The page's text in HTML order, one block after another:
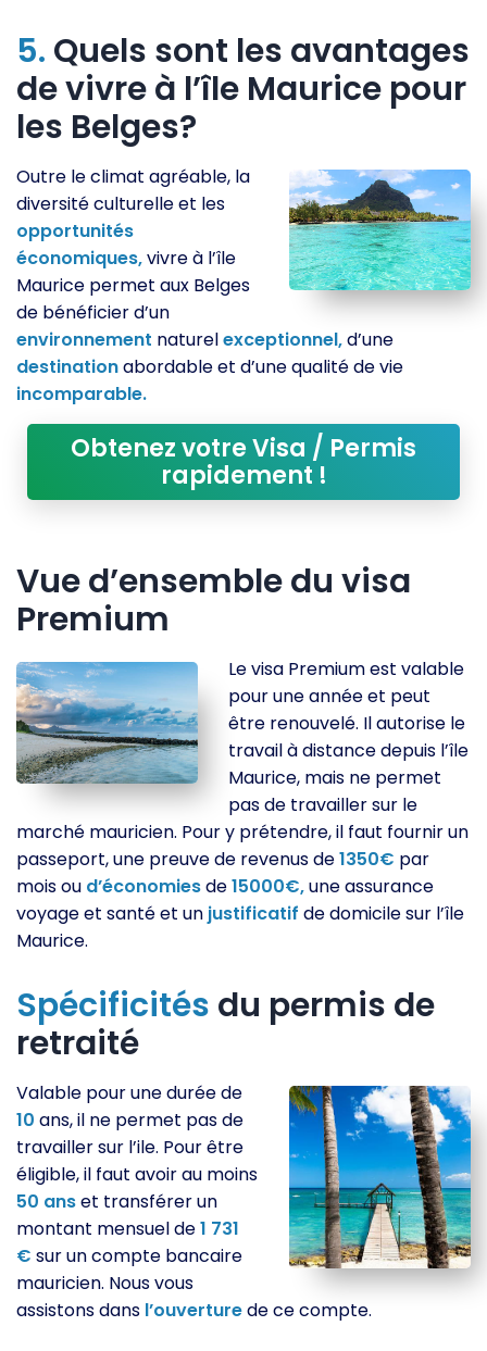
5. Quels sont les avantages
de vivre à l’île Maurice pour
les Belges?
Outre le climat agréable, la
diversité culturelle et les
opportunités
économiques,vivre à l’île
Maurice permet aux Belges
de bénéficier d’un
environnement naturelexceptionnel,d’une
destinationabordable et d’une qualité de vie
incomparable.
Obtenez votre Visa / Permis
rapidement !
Vue d’ensemble du visa
Premium
Le visa Premium est valable
pour une année et peut
être renouvelé. Il autorise le
travail à distance depuis l’île
Maurice, mais ne permet
pas de travailler sur le
marché mauricien. Pour y prétendre, il faut fournir un
passeport, une preuve de revenus de1350€ par
mois ou d’économiesde15000€,une assurance
voyage et santé et un justificatif de domicile sur l’île
Maurice.
Spécificités du permis de
retraité
Valable pour une durée de
10 ans, il ne permet pas de
travailler sur l’ile. Pour être
éligible, il faut avoir au moins
50 anset transférer un
montant mensuel de1 731
€ sur un compte bancaire
mauricien. Nous vous
assistons dans l’ouverturede ce compte.